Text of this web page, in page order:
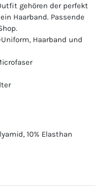
gehören der perfekt
Haarband. Passende
Haarband und
10% Elasthan